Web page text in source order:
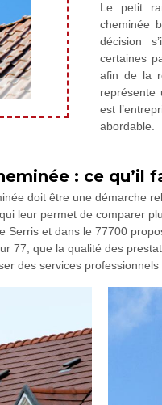
Le petit
cheminée
décision
certaines
afin de la
représente
est
abordable.
: ce qu’il
doit être une démarche
leur permet de comparer
Serris et dans le 77700
77, que la qualité des
des services professionnels